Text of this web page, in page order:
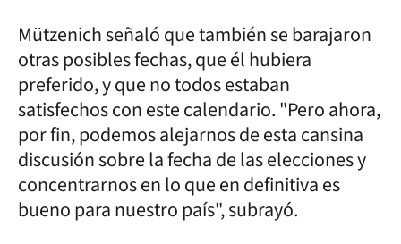
Mützenich señaló que también se barajaron
otras posibles fechas, que él hubiera
preferido, y que no todos estaban
satisfechos con este calendario. "Pero ahora,
por fin, podemos alejarnos de esta cansina
discusión sobre la fecha de las elecciones y
concentrarnos en lo que en definitiva es
bueno para nuestro país", subrayó.